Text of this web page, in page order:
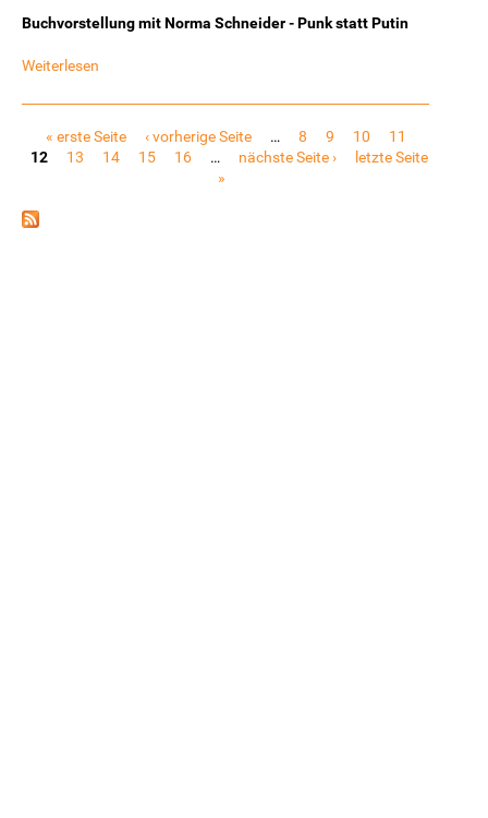
Buchvorstellung mit Norma Schneider - Punk statt Putin
Weiterlesen
« erste Seite ‹ vorherige Seite … 8 9 10
11
12
13 14 15 16 … nächste Seite ›
letzte Seite
»